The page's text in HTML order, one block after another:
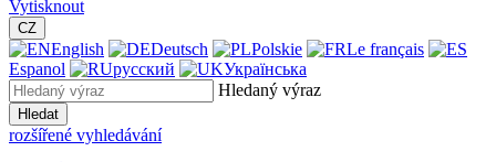
Vytisknout
CZ
English Deutsch Polskie
Le français
Espanol
русский
Українська
Hledaný výraz
Hledat
rozšířené vyhledávání